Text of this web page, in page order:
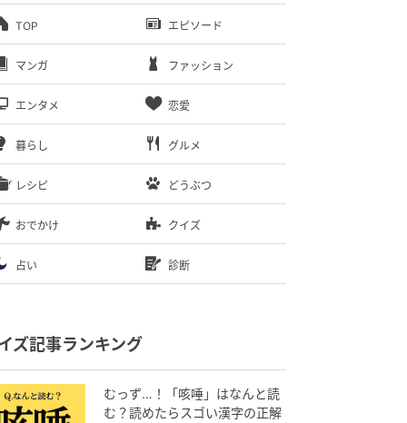
TOP エピソード
マンガ ファッション
エンタメ 恋愛
暮らし グルメ
レシピ どうぶつ
おでかけ クイズ
占い 診断
ズ記事ランキング
むっず…！「咳唾」はなんと読
む？読めたらスゴい漢字の正解